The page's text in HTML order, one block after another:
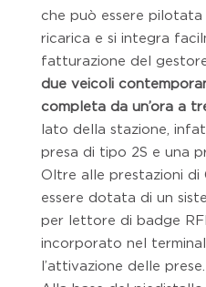
che può essere
ricarica e si integra
fatturazione del
due veicoli
completa da un’ora a
lato della stazione,
presa di tipo 2S e una
Oltre alle prestazioni di
essere dotata di un
per lettore di badge
incorporato nel
l’attivazione delle prese.